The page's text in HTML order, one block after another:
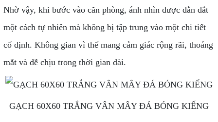
Nhờ vậy, khi bước vào căn phòng, ánh nhìn được dẫn dắt
một cách tự nhiên mà không bị tập trung vào một chi tiết
cố định. Không gian vì thế mang cảm giác rộng rãi, thoáng
mắt và dễ chịu trong thời gian dài.
GẠCH 60X60 TRẮNG VÂN MÂY ĐÁ BÓNG KIẾNG